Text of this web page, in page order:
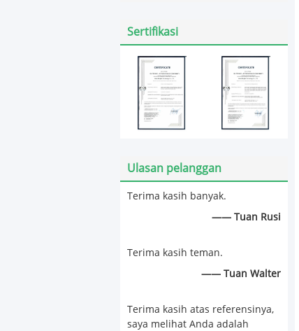
Sertifikasi
Ulasan pelanggan
Terima kasih banyak.
—— Tuan Rusi
Terima kasih teman.
—— Tuan Walter
Terima kasih atas referensinya,
saya melihat Anda adalah